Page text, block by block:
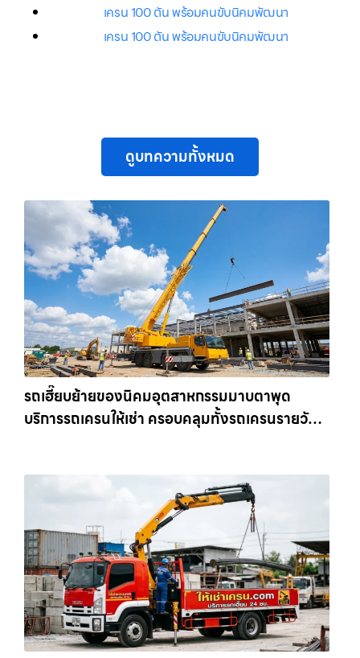
เครน 100 ตัน พร้อมคนขับนิคมพัฒนา
เครน 100 ตัน พร้อมคนขับนิคมพัฒนา
ดูบทความทั้งหมด
รถเฮี๊ยบย้ายของนิคมอุตสาหกรรมมาบตาพุด
บริการรถเครนให้เช่า ครอบคลุมทั้งรถเครนรายวัน